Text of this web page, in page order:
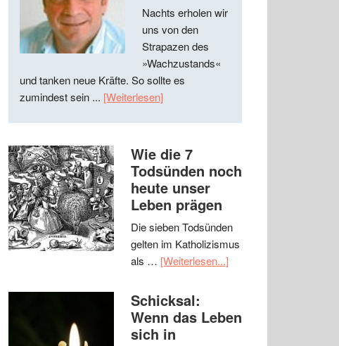
Nachts erholen wir
uns von den
Strapazen des
»Wachzustands«
und tanken neue Kräfte. So sollte es
zumindest sein ... [Weiterlesen]
Wie die 7
Todsünden noch
heute unser
Leben prägen
Die sieben Todsünden
gelten im Katholizismus
als … [Weiterlesen...]
Schicksal:
Wenn das Leben
sich in